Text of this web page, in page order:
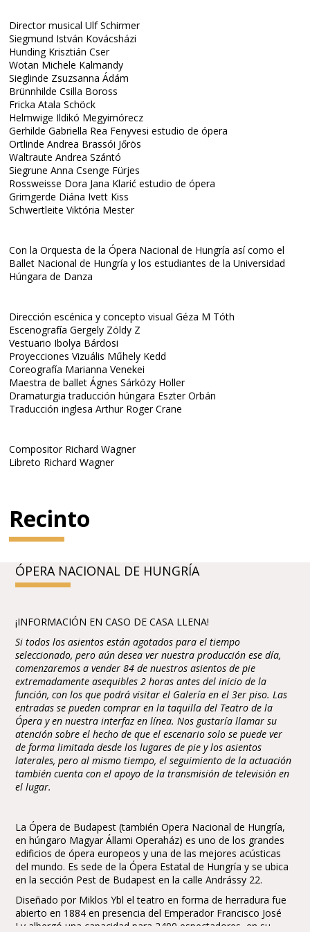
Director musical Ulf Schirmer
Siegmund István Kovácsházi
Hunding Krisztián Cser
Wotan Michele Kalmandy
Sieglinde Zsuzsanna Ádám
Brünnhilde Csilla Boross
Fricka Atala Schöck
Helmwige Ildikó Megyimórecz
Gerhilde Gabriella Rea Fenyvesi estudio de ópera
Ortlinde Andrea Brassói Jőrös
Waltraute Andrea Szántó
Siegrune Anna Csenge Fürjes
Rossweisse Dora Jana Klarić estudio de ópera
Grimgerde Diána Ivett Kiss
Schwertleite Viktória Mester
Con la Orquesta de la Ópera Nacional de Hungría así como el
Ballet Nacional de Hungría y los estudiantes de la Universidad
Húngara de Danza
Dirección escénica y concepto visual Géza M Tóth
Escenografía Gergely Zöldy Z
Vestuario Ibolya Bárdosi
Proyecciones Vizuális Műhely Kedd
Coreografía Marianna Venekei
Maestra de ballet Ágnes Sárközy Holler
Dramaturgia traducción húngara Eszter Orbán
Traducción inglesa Arthur Roger Crane
Compositor Richard Wagner
Libreto Richard Wagner
Recinto
ÓPERA NACIONAL DE HUNGRÍA
¡INFORMACIÓN EN CASO DE CASA LLENA!
Si todos los asientos están agotados para el tiempo
seleccionado, pero aún desea ver nuestra producción ese día,
comenzaremos a vender 84 de nuestros asientos de pie
extremadamente asequibles 2 horas antes del inicio de la
función, con los que podrá visitar el Galería en el 3er piso. Las
entradas se pueden comprar en la taquilla del Teatro de la
Ópera y en nuestra interfaz en línea. Nos gustaría llamar su
atención sobre el hecho de que el escenario solo se puede ver
de forma limitada desde los lugares de pie y los asientos
laterales, pero al mismo tiempo, el seguimiento de la actuación
también cuenta con el apoyo de la transmisión de televisión en
el lugar.
La Ópera de Budapest (también Opera Nacional de Hungría,
en húngaro Magyar Állami Operaház) es uno de los grandes
edificios de ópera europeos y una de las mejores acústicas
del mundo. Es sede de la Ópera Estatal de Hungría y se ubica
en la sección Pest de Budapest en la calle Andrássy 22.
Diseñado por Miklos Ybl el teatro en forma de herradura fue
abierto en 1884 en presencia del Emperador Francisco José
I y albergó una capacidad para 2400 espectadores, en su